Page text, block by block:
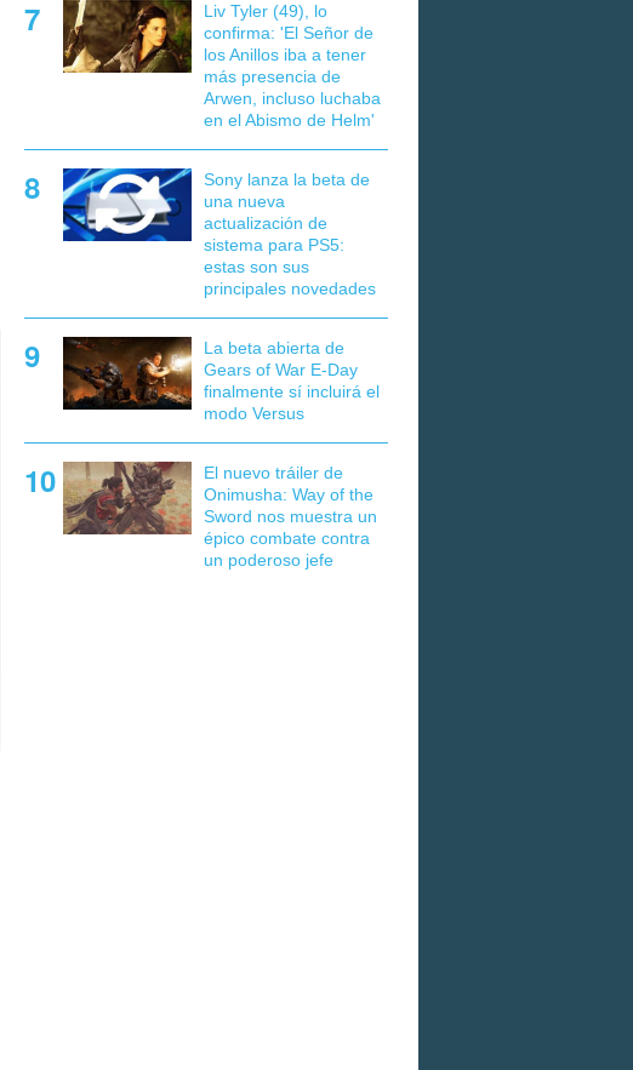
Liv Tyler (49), lo
confirma: 'El Señor de
los Anillos iba a tener
más presencia de
Arwen, incluso luchaba
en el Abismo de Helm'
Sony lanza la beta de
una nueva
actualización de
sistema para PS5:
estas son sus
principales novedades
La beta abierta de
Gears of War E-Day
finalmente sí incluirá el
modo Versus
El nuevo tráiler de
Onimusha: Way of the
Sword nos muestra un
épico combate contra
un poderoso jefe